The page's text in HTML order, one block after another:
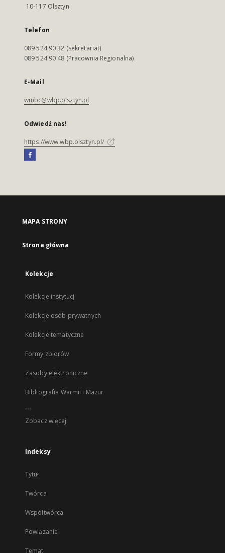
10-117 Olsztyn
Telefon
089 524 90 32 (sekretariat)
089 524 90 48 (Pracownia Regionalna)
E-Mail
wmbc@wbp.olsztyn.pl
Odwiedź nas!
https://www.wbp.olsztyn.pl/
MAPA STRONY
Strona główna
Kolekcje
Kolekcje instytucji
Kolekcje osób prywatnych
Kolekcje tematyczne
Formy zbiorów
Zasoby elektroniczne
Bibliografia Warmii i Mazur
...
Zobacz więcej
Indeksy
Tytuł
Twórca
Współtwórca
Powiązanie
Temat